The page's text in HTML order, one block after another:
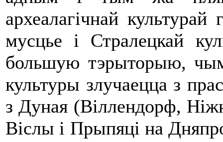
археалагічнай культурай
мусцье і Стралецкай
большую тэрыторыю, чым
культуры злучаецца з
з Дуная (Віллендорф,
Віслы і Прыпяці на